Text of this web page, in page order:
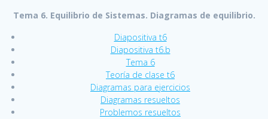
Tema 6. Equilibrio de Sistemas. Diagramas de equilibrio.
Diapositiva t6
Diapositiva t6.b
Tema 6
Teoría de clase t6
Diagramas para ejercicios
Diagramas resueltos
Problemos resueltos